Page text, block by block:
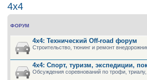
4x4
ФОРУМ
4х4: Технический Off-road форум
Строительство, тюнинг и ремонт
4х4: Спорт, туризм, экспедиции,
Обсуждения соревнований по трофи,